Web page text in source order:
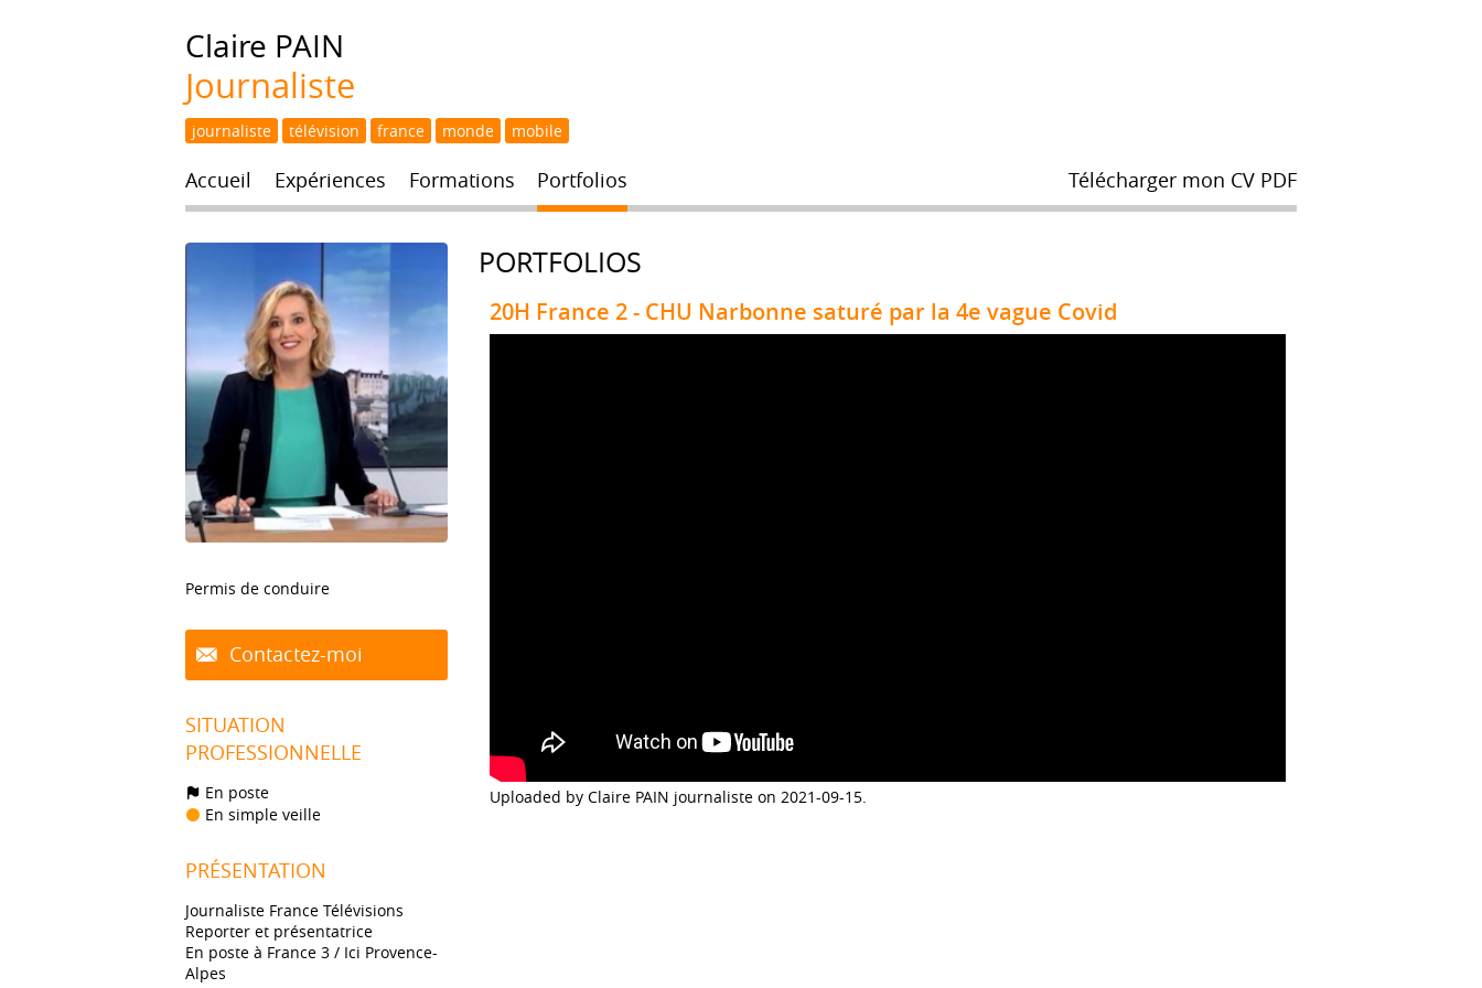
Claire PAIN
Journaliste
journaliste télévision france monde mobile
Accueil Expériences Formations Portfolios Télécharger mon CV PDF
Permis de conduire
Contactez-moi
SITUATION
PROFESSIONNELLE
En poste
En simple veille
PRÉSENTATION
Journaliste France Télévisions
Reporter et présentatrice
En poste à France 3 / Ici Provence-
Alpes
PORTFOLIOS
20H France 2 - CHU Narbonne saturé par la 4e vague Covid
Uploaded by Claire PAIN journaliste on 2021-09-15.